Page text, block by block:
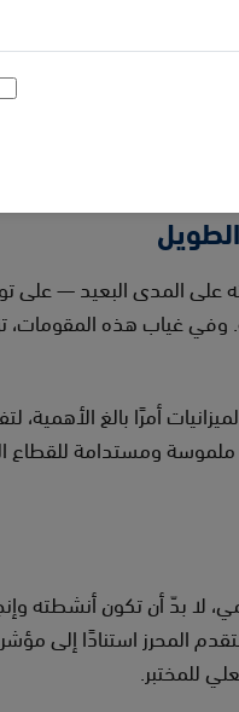
للمعطيات الجديدة،
وتوجّهات السوق
على المدى البعيد — على
وفي غياب هذه
أمرًا بالغ الأهمية،
ملموسة ومستدامة للقطاع
لا بدّ أن تكون أنشطته
للمختبر.